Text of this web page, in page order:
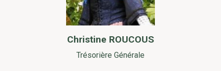
Christine ROUCOUS
Trésorière Générale